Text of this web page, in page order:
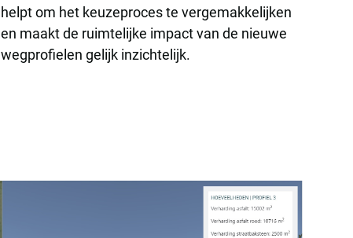
helpt om het keuzeproces te vergemakkelijken
en maakt de ruimtelijke impact van de nieuwe
wegprofielen gelijk inzichtelijk.